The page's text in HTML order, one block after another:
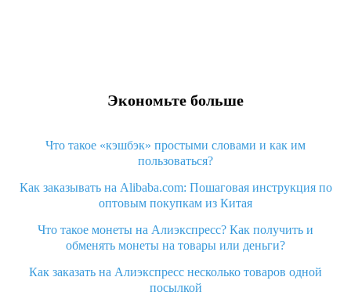
Экономьте больше
Что такое «кэшбэк» простыми словами и как им
пользоваться?
Как заказывать на Alibaba.com: Пошаговая инструкция по
оптовым покупкам из Китая
Что такое монеты на Алиэкспресс? Как получить и
обменять монеты на товары или деньги?
Как заказать на Алиэкспресс несколько товаров одной
посылкой